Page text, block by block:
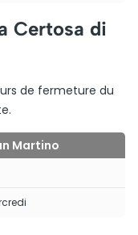
Certosa di
de fermeture du
Martino